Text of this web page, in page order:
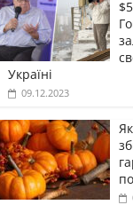
Україні
09.12.2023